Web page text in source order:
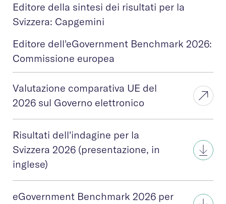
Editore della sintesi dei risultati per la
Svizzera: Capgemini
Editore dell'eGovernment Benchmark 2026:
Commissione europea
Valutazione comparativa UE del
2026 sul Governo elettronico
Risultati dell'indagine per la
Svizzera 2026 (presentazione, in
inglese)
eGovernment Benchmark 2026 per